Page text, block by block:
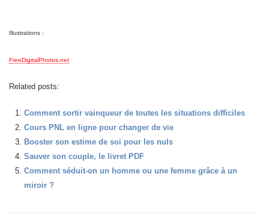
Illustrations :
FreeDigitalPhotos.net
Related posts:
Comment sortir vainqueur de toutes les situations difficiles
Cours PNL en ligne pour changer de vie
Booster son estime de soi pour les nuls
Sauver son couple, le livret PDF
Comment séduit-on un homme ou une femme grâce à un
miroir ?